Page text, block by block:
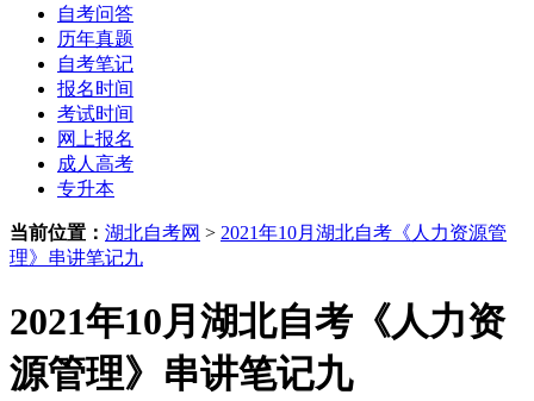
自考问答
历年真题
自考笔记
报名时间
考试时间
网上报名
成人高考
专升本
当前位置： 湖北自考网 > 2021年10月湖北自考《人力资源管
理》串讲笔记九
2021年10月湖北自考《人力资
源管理》串讲笔记九